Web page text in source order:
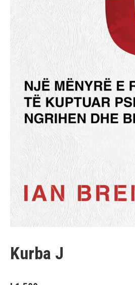
Kurba J